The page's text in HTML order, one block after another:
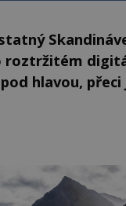
roztržitém
hlavou,